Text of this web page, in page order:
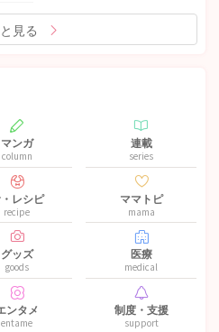
見る
マンガ
column
連載
series
レシピ
recipe
ママトピ
mama
グッズ
goods
医療
medical
ンタメ
entame
制度・支援
support